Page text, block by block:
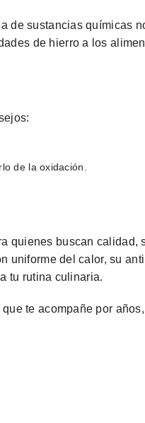
de sustancias químicas
de hierro a los
de la oxidación.
quienes buscan calidad,
del calor, su
tu rutina culinaria.
te acompañe por